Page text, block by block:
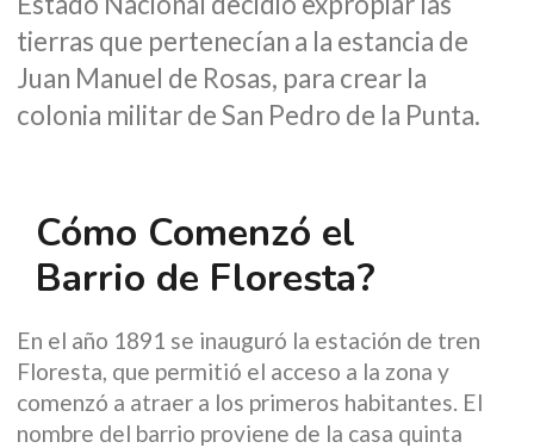
tierras que pertenecían a la estancia de
Juan Manuel de Rosas, para crear la
colonia militar de San Pedro de la Punta.
Cómo Comenzó el
Barrio de Floresta?
En el año 1891 se inauguró la estación de tren
Floresta, que permitió el acceso a la zona y
comenzó a atraer a los primeros habitantes. El
nombre del barrio proviene de la casa quinta